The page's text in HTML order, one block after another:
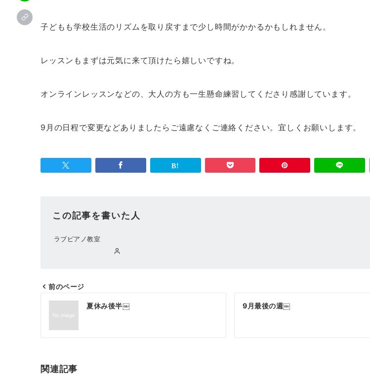
子どもも学校生活のリズムを取り戻すまで少し時間がかかるかもしれません。
レッスンもまずは元気に来て頂けたら嬉しいですね。
オンラインレッスンなどの、大人の方も一生懸命練習してくださり感謝しています。
9月の日程で変更などありましたらご遠慮なくご連絡ください。宜しくお願いします。
この記事を書いた人
ラブピアノ教室
投
ナ
ゲ
前のページ
夏休み後半￼ 9月最後の週￼
関連記事